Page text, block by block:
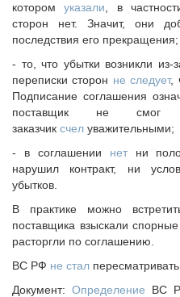
НОВОСТИ
СМИ о нас
МЕТОДИЧЕСКИЙ РАЗДЕЛ
Опыт регионов
Методические материалы
Опыт муниципалитетов
Судебная практика
Мнение специалиста
Семинары Совета
Издания Совета
Вопрос-ответ
ВАРМСУ
которомуказали , в
сторон нет. Значит, они
последствия его прекращения;
- то, что убытки возникли из-
переписки сторон не следует,
Подписание соглашения
поставщик не смог
заказчик счел уважительными;
- в соглашении нетни
нарушил контракт, ни
убытков.
В практике можно
поставщика взыскали
расторгли по соглашению.
ВС РФ не стал
Документ: Определение ВС